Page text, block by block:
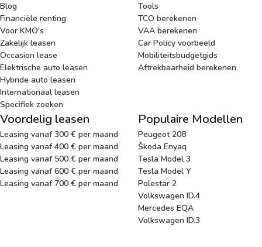
Blog
Financiële renting
Voor KMO's
Zakelijk leasen
Occasion lease
Elektrische auto leasen
Hybride auto leasen
Internationaal leasen
Specifiek zoeken
Tools
TCO berekenen
VAA berekenen
Car Policy voorbeeld
Mobiliteitsbudgetgids
Aftrekbaarheid berekenen
Voordelig leasen
Leasing vanaf 300 € per maand
Leasing vanaf 400 € per maand
Leasing vanaf 500 € per maand
Leasing vanaf 600 € per maand
Leasing vanaf 700 € per maand
Populaire Modellen
Peugeot 208
Škoda Enyaq
Tesla Model 3
Tesla Model Y
Polestar 2
Volkswagen ID.4
Mercedes EQA
Volkswagen ID.3